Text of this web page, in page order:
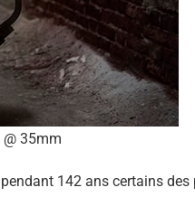
35mm
142 ans certains